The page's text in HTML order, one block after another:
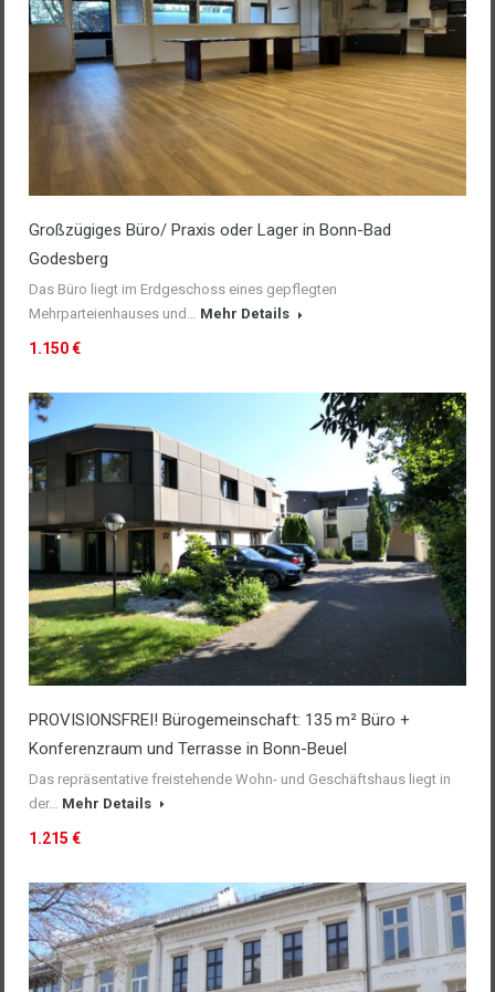
Großzügiges Büro/ Praxis oder Lager in Bonn-Bad
Godesberg
Das Büro liegt im Erdgeschoss eines gepflegten
Mehrparteienhauses und… Mehr Details
1.150 €
PROVISIONSFREI! Bürogemeinschaft: 135 m² Büro +
Konferenzraum und Terrasse in Bonn-Beuel
Das repräsentative freistehende Wohn- und Geschäftshaus liegt in
der… Mehr Details
1.215 €